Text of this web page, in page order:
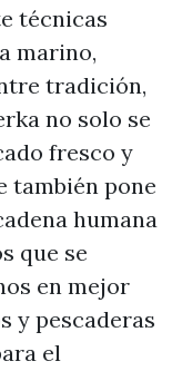
técnicas
marino,
tradición,
no solo se
fresco y
también pone
humana
que se
en mejor
y pescaderas
el